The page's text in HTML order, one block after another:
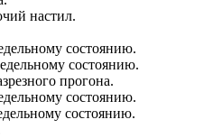
настил.
состоянию.
состоянию.
прогона.
состоянию.
состоянию.